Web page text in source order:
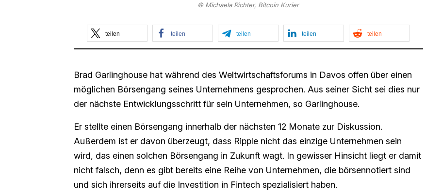
© Michaela Richter, Bitcoin Kurier
teilen teilen teilen teilen teilen
Brad Garlinghouse hat während des Weltwirtschaftsforums in Davos offen über einen
möglichen Börsengang seines Unternehmens gesprochen. Aus seiner Sicht sei dies nur
der nächste Entwicklungsschritt für sein Unternehmen, so Garlinghouse.
Er stellte einen Börsengang innerhalb der nächsten 12 Monate zur Diskussion.
Außerdem ist er davon überzeugt, dass Ripple nicht das einzige Unternehmen sein
wird, das einen solchen Börsengang in Zukunft wagt. In gewisser Hinsicht liegt er damit
nicht falsch, denn es gibt bereits eine Reihe von Unternehmen, die börsennotiert sind
und sich ihrerseits auf die Investition in Fintech spezialisiert haben.